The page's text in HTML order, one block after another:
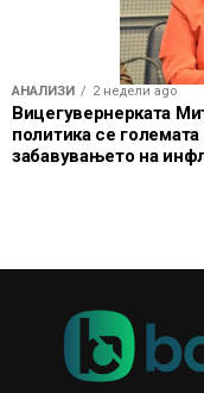
АНАЛИЗИ 2 недели ago
Вицегувернерката
политика се
забавувањето на